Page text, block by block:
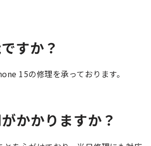
すか？
15の修理を承っております。
かかりますか？